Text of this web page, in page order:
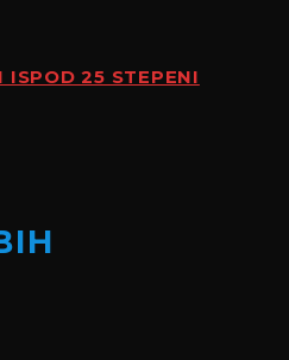
ISPOD 25 STEPENI